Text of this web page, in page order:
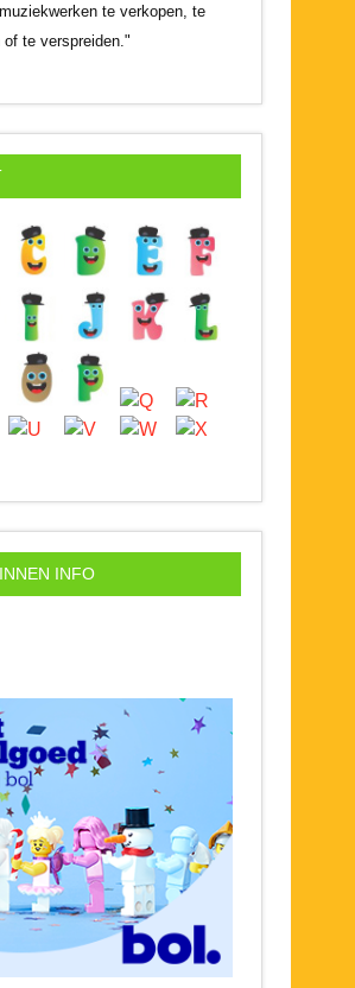
te verkopen, te
of te verspreiden."
INFO